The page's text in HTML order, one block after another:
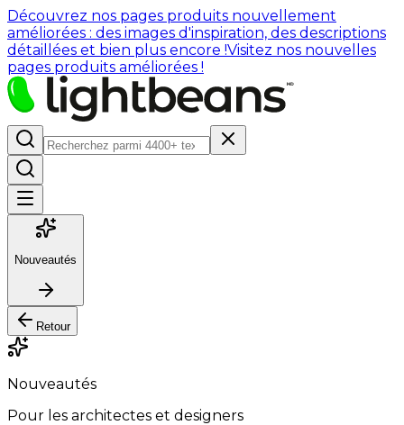
Découvrez nos pages produits nouvellement
améliorées : des images d'inspiration, des descriptions
détaillées et bien plus encore !Visitez nos nouvelles
pages produits améliorées !
Nouveautés
Retour
Nouveautés
Pour les architectes et designers